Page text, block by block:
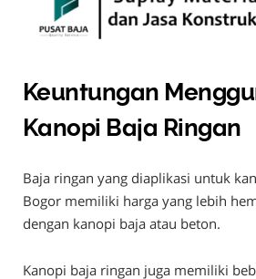
Keuntungan
Kanopi Baja Ringan
Baja ringan yang diaplikasi untuk
Bogor memiliki harga yang lebih
dengan kanopi baja atau beton.
Kanopi baja ringan juga memiliki